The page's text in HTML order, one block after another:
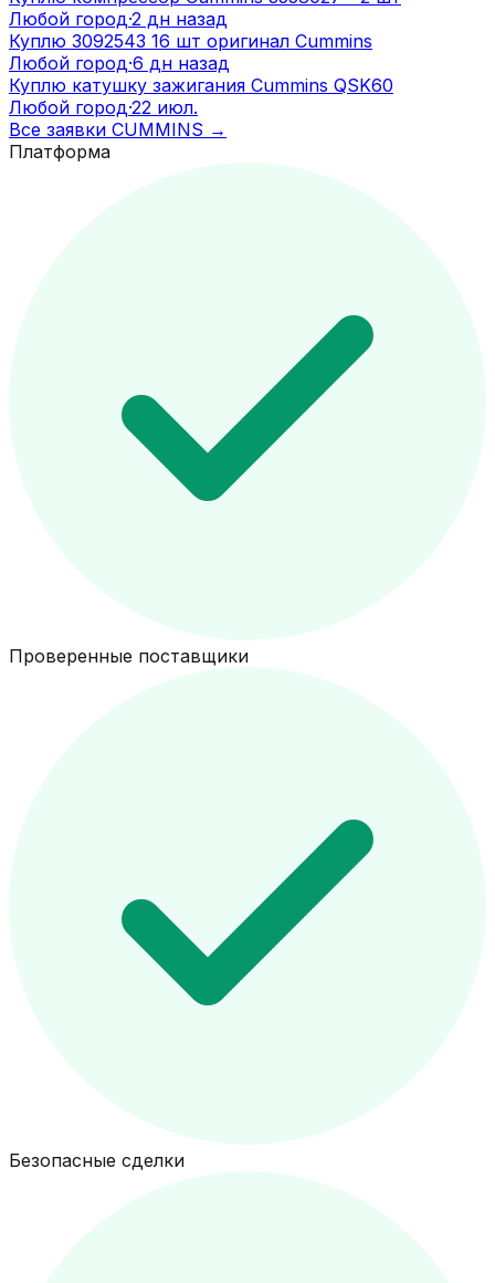
Любой город·2 дн назад
Куплю 3092543 16 шт оригинал Cummins
Любой город·6 дн назад
Куплю катушку зажигания Cummins QSK60
Любой город·22 июл.
Все заявки CUMMINS →
Платформа
Проверенные поставщики
Безопасные сделки